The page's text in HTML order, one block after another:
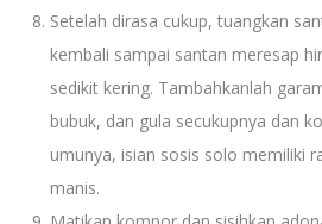
Setelah dirasa cukup, tuangkan
kembali sampai santan meresap
sedikit kering. Tambahkanlah
bubuk, dan gula secukupnya dan
umunya, isian sosis solo memiliki
manis.